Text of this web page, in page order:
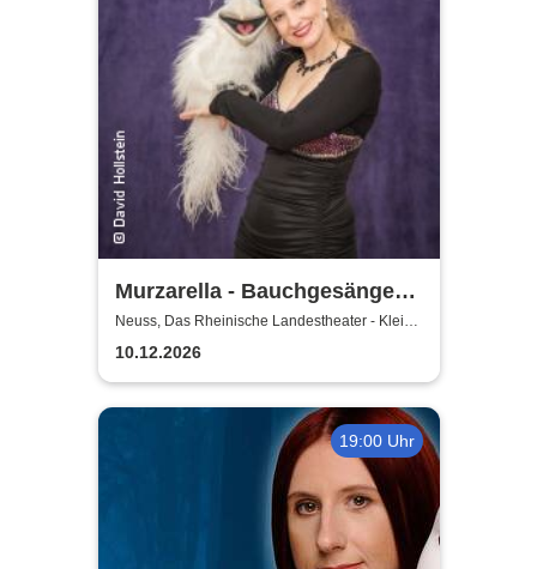
Murzarella - Bauchgesänge
und andere Ungereimtheiten
Neuss, Das Rheinische Landestheater - Kleine
Bühne
10.12.2026
19:00 Uhr